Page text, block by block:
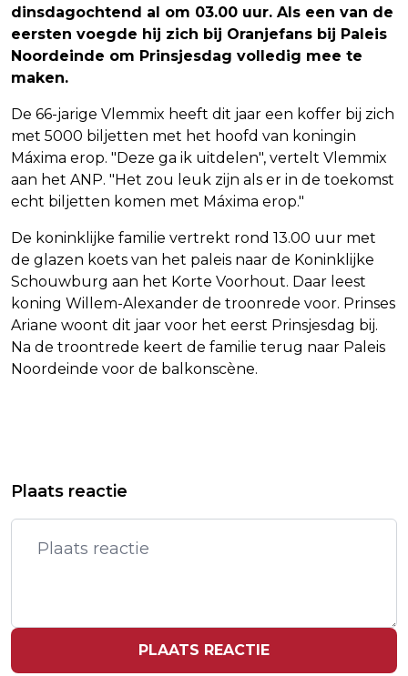
dinsdagochtend al om 03.00 uur. Als een van de
eersten voegde hij zich bij Oranjefans bij Paleis
Noordeinde om Prinsjesdag volledig mee te
maken.
De 66-jarige Vlemmix heeft dit jaar een koffer bij zich
met 5000 biljetten met het hoofd van koningin
Máxima erop. "Deze ga ik uitdelen", vertelt Vlemmix
aan het ANP. "Het zou leuk zijn als er in de toekomst
echt biljetten komen met Máxima erop."
De koninklijke familie vertrekt rond 13.00 uur met
de glazen koets van het paleis naar de Koninklijke
Schouwburg aan het Korte Voorhout. Daar leest
koning Willem-Alexander de troonrede voor. Prinses
Ariane woont dit jaar voor het eerst Prinsjesdag bij.
Na de troontrede keert de familie terug naar Paleis
Noordeinde voor de balkonscène.
GEWEERD DOOR BELGISCH FESTIVAL
VN-ONDERZOEKSCOMMISSIE: ISRAËL
PLEEGT GENOCIDE IN GAZA
Plaats reactie
PLAATS REACTIE